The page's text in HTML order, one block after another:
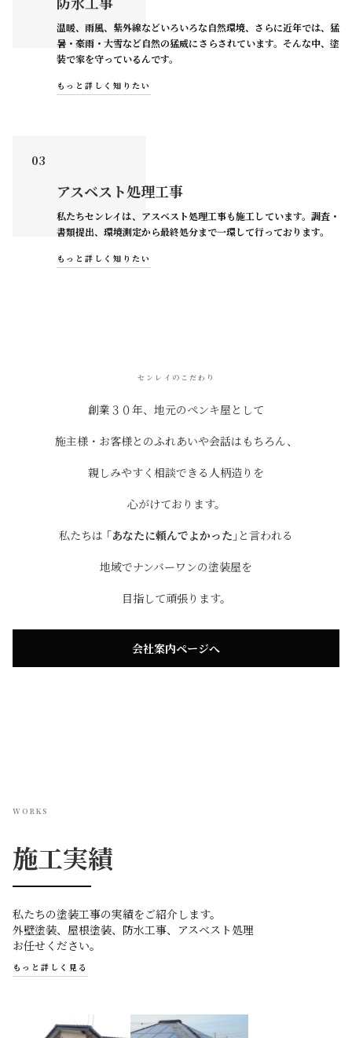
温暖、雨風、紫外線などいろいろな自然環境、さらに近年では、猛
暑・豪雨・大雪など自然の猛威にさらされています。そんな中、塗
装で家を守っているんです。
もっと詳しく知りたい
03
アスベスト処理工事
私たちセンレイは、アスベスト処理工事も施工しています。調査・
書類提出、環境測定から最終処分まで一環して行っております。
もっと詳しく知りたい
センレイのこだわり
創業３０年、地元のペンキ屋として
施主様・お客様とのふれあいや会話はもちろん、
親しみやすく相談できる人柄造りを
心がけております。
私たちは ｢あなたに頼んでよかった｣ と言われる
地域でナンバーワンの塗装屋を
目指して頑張ります。
会社案内ページへ
WORKS
施工実績
私たちの塗装工事の実績をご紹介します。
外壁塗装、屋根塗装、防水工事、アスベスト処理
お任せください。
もっと詳しく見る